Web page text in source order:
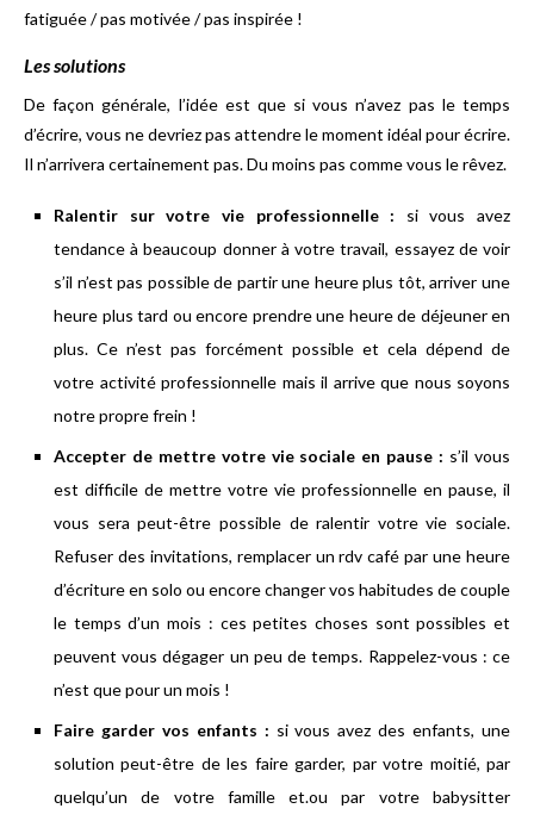
fatiguée / pas motivée / pas inspirée !
Les solutions
De façon générale, l’idée est que si vous n’avez pas le temps
d’écrire, vous ne devriez pas attendre le moment idéal pour écrire.
Il n’arrivera certainement pas. Du moins pas comme vous le rêvez.
Ralentir sur votre vie professionnelle : si vous avez
tendance à beaucoup donner à votre travail, essayez de voir
s’il n’est pas possible de partir une heure plus tôt, arriver une
heure plus tard ou encore prendre une heure de déjeuner en
plus. Ce n’est pas forcément possible et cela dépend de
votre activité professionnelle mais il arrive que nous soyons
notre propre frein !
Accepter de mettre votre vie sociale en pause : s’il vous
est difficile de mettre votre vie professionnelle en pause, il
vous sera peut-être possible de ralentir votre vie sociale.
Refuser des invitations, remplacer un rdv café par une heure
d’écriture en solo ou encore changer vos habitudes de couple
le temps d’un mois : ces petites choses sont possibles et
peuvent vous dégager un peu de temps. Rappelez-vous : ce
n’est que pour un mois !
Faire garder vos enfants : si vous avez des enfants, une
solution peut-être de les faire garder, par votre moitié, par
quelqu’un de votre famille et.ou par votre babysitter